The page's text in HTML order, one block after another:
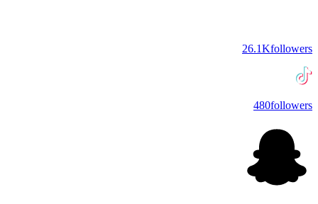
26.1Kfollowers
480followers